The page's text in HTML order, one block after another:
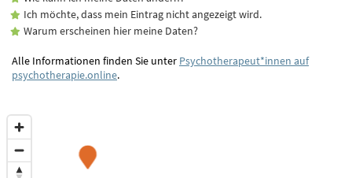
Ich möchte, dass mein Eintrag nicht angezeigt wird.
Warum erscheinen hier meine Daten?
Alle Informationen finden Sie unter Psychotherapeut*innen auf
psychotherapie.online.